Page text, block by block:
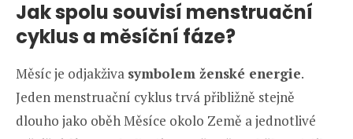
Jak spolu souvisí menstruační
cyklus a měsíční fáze?
Měsíc je odjakživa symbolem ženské energie.
Jeden menstruační cyklus trvá přibližně stejně
dlouho jako oběh Měsíce okolo Země a jednotlivé